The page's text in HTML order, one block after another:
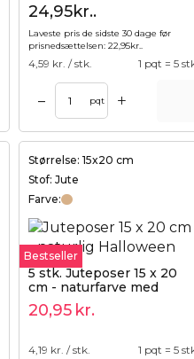
24,95kr..
Laveste pris de sidste 30 dage før
prisnedsættelsen: 22,95kr..
4,59 kr. / stk. 1 pqt = 5
– pqt +
Størrelse: 15x20 cm
Stof: Jute
Farve:
Bestseller
5 stk. Juteposer 15 x 20
cm - naturfarve med
dobbelt snor
20,95 kr.
4,19 kr. / stk. 1 pqt = 5